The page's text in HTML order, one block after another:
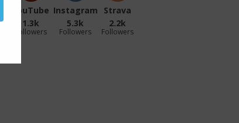
YouTube
1.3k
Followers
Instagram
5.3k
Followers
Strava
2.2k
Followers